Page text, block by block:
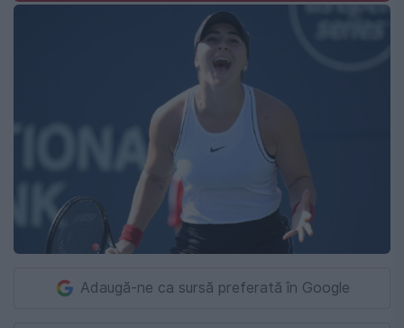
Adaugă-ne ca sursă preferată în Google